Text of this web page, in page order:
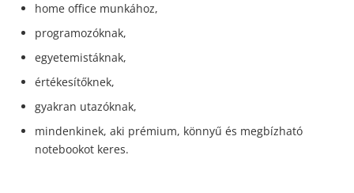
home office munkához,
programozóknak,
egyetemistáknak,
értékesítőknek,
gyakran utazóknak,
mindenkinek, aki prémium, könnyű és megbízható
notebookot keres.